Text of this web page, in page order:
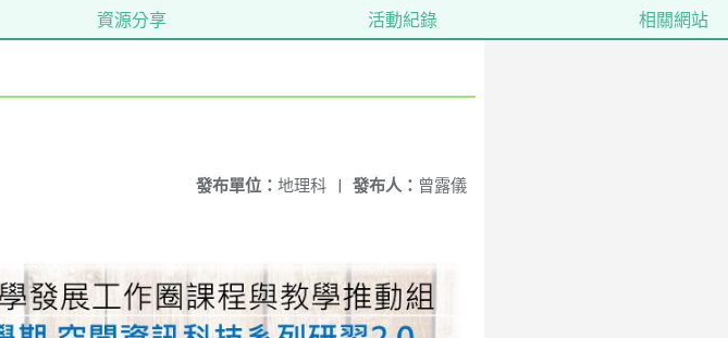
資源分享 活動紀錄 相關網站
發布人： 曾露儀
發布單位： 地理科 |